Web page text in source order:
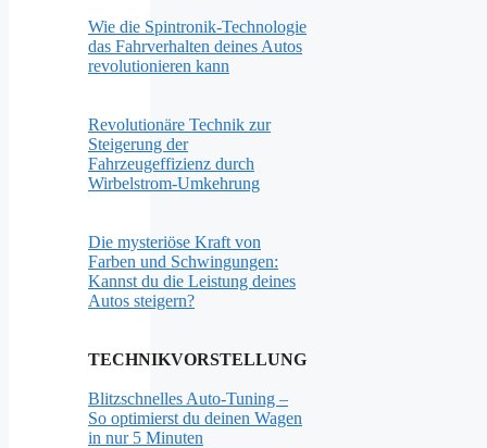
Wie die Spintronik-Technologie
das Fahrverhalten deines Autos
revolutionieren kann
Revolutionäre Technik zur
Steigerung der
Fahrzeugeffizienz durch
Wirbelstrom-Umkehrung
Die mysteriöse Kraft von
Farben und Schwingungen:
Kannst du die Leistung deines
Autos steigern?
TECHNIKVORSTELLUNG
Blitzschnelles Auto-Tuning –
So optimierst du deinen Wagen
in nur 5 Minuten